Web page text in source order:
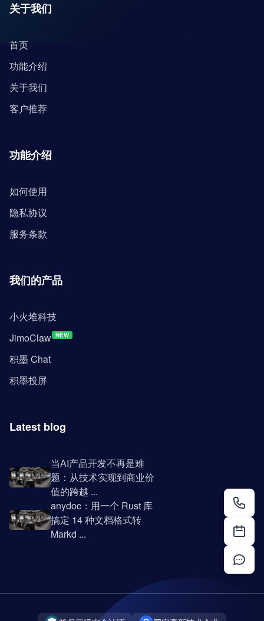
关于我们
首页
功能介绍
关于我们
客户推荐
功能介绍
如何使用
隐私协议
服务条款
我们的产品
小火堆科技
JimoClaw NEW
积墨 Chat
积墨投屏
Latest blog
当AI产品开发不再是难
题：从技术实现到商业价
值的跨越 ...
anydoc：用一个 Rust 库
搞定 14 种文档格式转
Markd ...